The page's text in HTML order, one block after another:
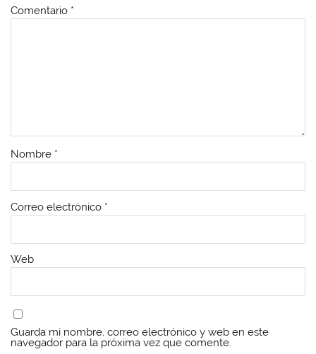
Comentario *
Nombre *
Correo electrónico *
Web
Guarda mi nombre, correo electrónico y web en este
navegador para la próxima vez que comente.